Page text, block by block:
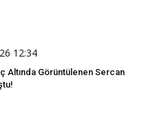
12:34
Altında Görüntülenen Sercan